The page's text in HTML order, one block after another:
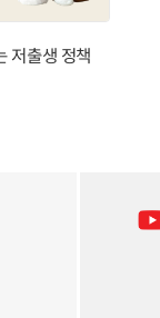
저출생 정책